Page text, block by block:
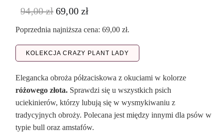
94,00zł 69,00 zł
Poprzednia najniższa cena:69,00zł.
KOLEKCJA CRAZY PLANT LADY
Elegancka obroża półzaciskowa z okuciami w kolorze
różowego złota. Sprawdzi się u wszystkich psich
uciekinierów, którzy lubują się w wysmykiwaniu z
tradycyjnych obroży. Polecana jest między innymi dla psów w
typie bull oraz amstafów.